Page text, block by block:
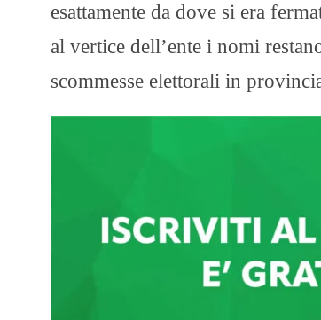
esattamente da dove si era
al vertice dell’ente i nomi
scommesse elettorali in